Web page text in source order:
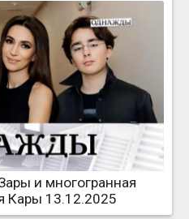
и многогранная
Кары 13.12.2025